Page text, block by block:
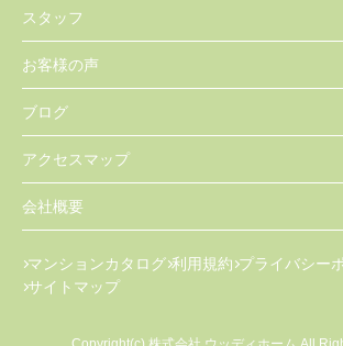
スタッフ
お客様の声
ブログ
アクセスマップ
会社概要
マンションカタログ 利用規約 プライバシー
サイトマップ